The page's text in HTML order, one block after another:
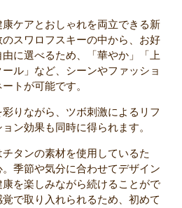
ケアとおしゃれを両立できる新
スワロフスキーの中から、お好
に選べるため、「華やか」「上
ル」など、シーンやファッショ
トが可能です。
りながら、ツボ刺激によるリフ
ン効果も同時に得られます。
タンの素材を使用しているた
季節や気分に合わせてデザイン
を楽しみながら続けることがで
で取り入れられるため、初めて